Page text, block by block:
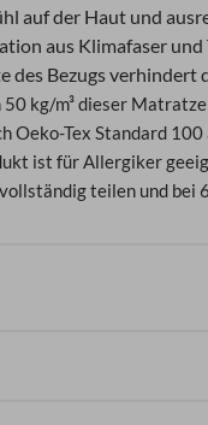
auf der Haut und
aus Klimafaser und
Bezugs verhindert
50 kg/m³ dieser
Oeko-Tex Standard
ist für Allergiker
teilen und bei